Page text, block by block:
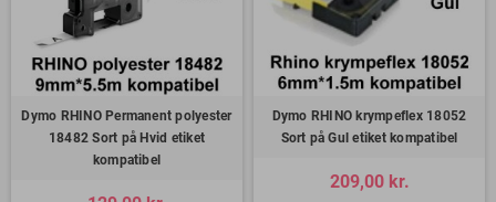
Dymo RHINO Permanent polyester
18482 Sort på Hvid etiket
kompatibel
Dymo RHINO krympeflex 18052
Sort på Gul etiket kompatibel
209,00 kr.